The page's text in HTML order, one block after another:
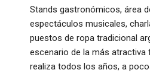
Stands gastronómicos, área
espectáculos musicales,
puestos de ropa tradicional
escenario de la más atractiva
realiza todos los años, a